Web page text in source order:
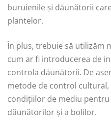
buruienile și dăunătorii
plantelor.
În plus, trebuie să utilizăm
cum ar fi introducerea de
controla dăunătorii. De
metode de control
condițiilor de mediu
dăunătorilor și a bolilor.